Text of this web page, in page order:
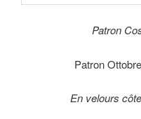
Patron
Patron
En velours